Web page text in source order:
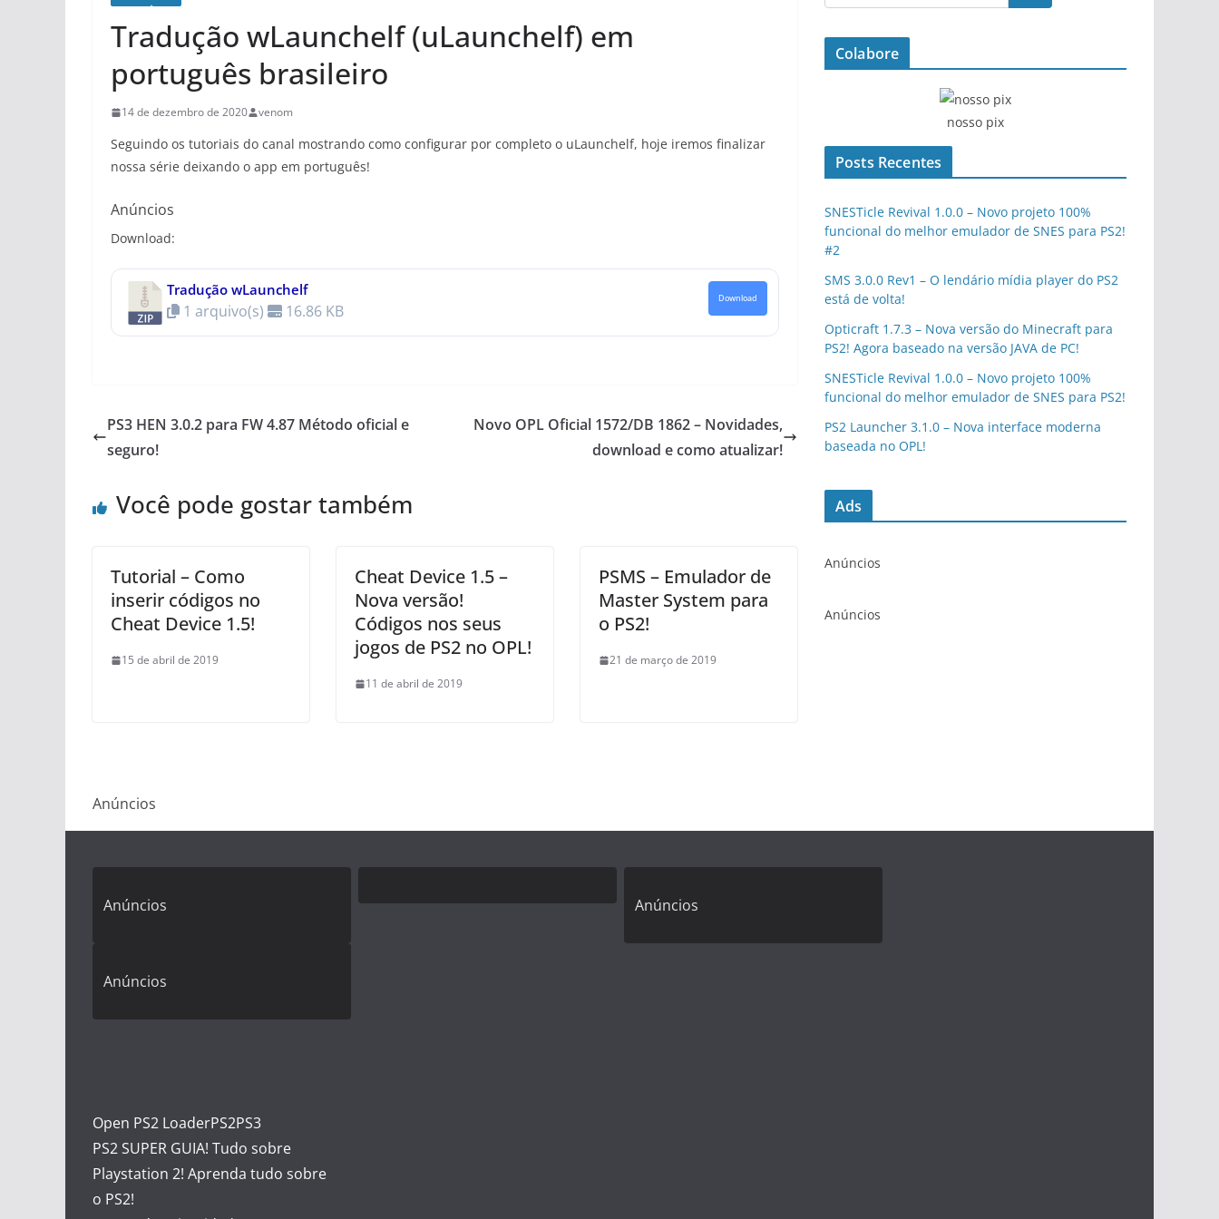
Tradução wLaunchelf (uLaunchelf) em
português brasileiro
14 de dezembro de 2020 venom
Seguindo os tutoriais do canal mostrando como configurar por completo o uLaunchelf, hoje iremos finalizar
nossa série deixando o app em português!
Anúncios
Download:
Tradução wLaunchelf
1 arquivo(s) 16.86 KB
Download
PS3 HEN 3.0.2 para FW 4.87 Método oficial e
seguro!
Novo OPL Oficial 1572/DB 1862 – Novidades,
download e como atualizar!
Você pode gostar também
Tutorial – Como
inserir códigos no
Cheat Device 1.5!
15 de abril de 2019
Cheat Device 1.5 –
Nova versão!
Códigos nos seus
jogos de PS2 no OPL!
11 de abril de 2019
PSMS – Emulador de
Master System para
o PS2!
21 de março de 2019
Colabore
nosso pix
Posts Recentes
SNESTicle Revival 1.0.0 – Novo projeto 100%
funcional do melhor emulador de SNES para PS2!
#2
SMS 3.0.0 Rev1 – O lendário mídia player do PS2
está de volta!
Opticraft 1.7.3 – Nova versão do Minecraft para
PS2! Agora baseado na versão JAVA de PC!
SNESTicle Revival 1.0.0 – Novo projeto 100%
funcional do melhor emulador de SNES para PS2!
PS2 Launcher 3.1.0 – Nova interface moderna
baseada no OPL!
Ads
Anúncios
Anúncios
Anúncios
Anúncios
Anúncios
Anúncios
Open PS2 LoaderPS2PS3
PS2 SUPER GUIA! Tudo sobre
Playstation 2! Aprenda tudo sobre
o PS2!